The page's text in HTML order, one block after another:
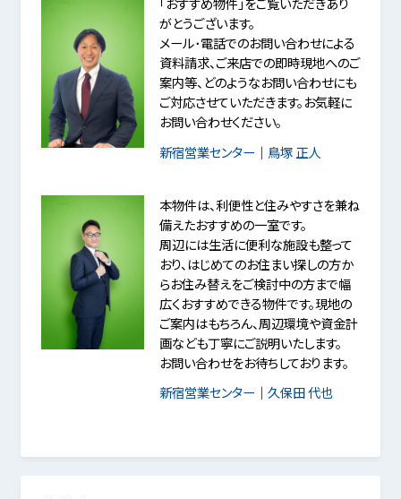
がとうございます。
メール･電話でのお問い合わせによる
資料請求、ご来店での即時現地へのご
案内等、どのようなお問い合わせにも
ご対応させていただきます。お気軽に
お問い合わせください。
新宿営業センター ｜ 鳥塚 正人
本物件は、利便性と住みやすさを兼ね
備えたおすすめの一室です。
周辺には生活に便利な施設も整って
おり、はじめてのお住まい探しの方か
らお住み替えをご検討中の方まで幅
広くおすすめできる物件です。現地の
ご案内はもちろん、周辺環境や資金計
画なども丁寧にご説明いたします。
お問い合わせをお待ちしております。
新宿営業センター ｜ 久保田 代也